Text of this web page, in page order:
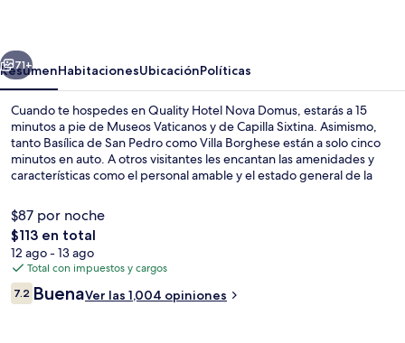
Siguiente
71+
ResumenHabitacionesUbicaciónPolíticas
Cuando te hospedes en Quality Hotel Nova Domus, estarás a 15
minutos a pie de Museos Vaticanos y de Capilla Sixtina. Asimismo,
tanto Basílica de San Pedro como Villa Borghese están a solo cinco
minutos en auto. A otros visitantes les encantan las amenidades y
características como el personal amable y el estado general de la
distancia a pie: Estación de metro Cipro está a 7 minutos y Milizie-
Angelico Tram Stop está a 10 minutos.
$87 por noche
El
precio
total
es
de
$113 en total
12 ago - 13 ago
Total con impuestos y cargos
Opiniones
7.27.2 de 10,
BuenaVer las 1,004 opiniones